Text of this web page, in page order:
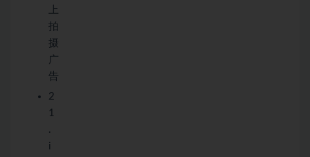
上
拍
摄
广
告
2
1
.
i